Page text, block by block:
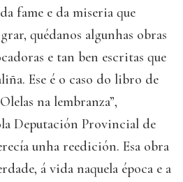
fame e da miseria que
quédanos algunhas obras
e tan ben escritas que
Ese é o caso do libro de
na lembranza”,
Deputación Provincial de
unha reedición. Esa obra
á vida naquela época e a